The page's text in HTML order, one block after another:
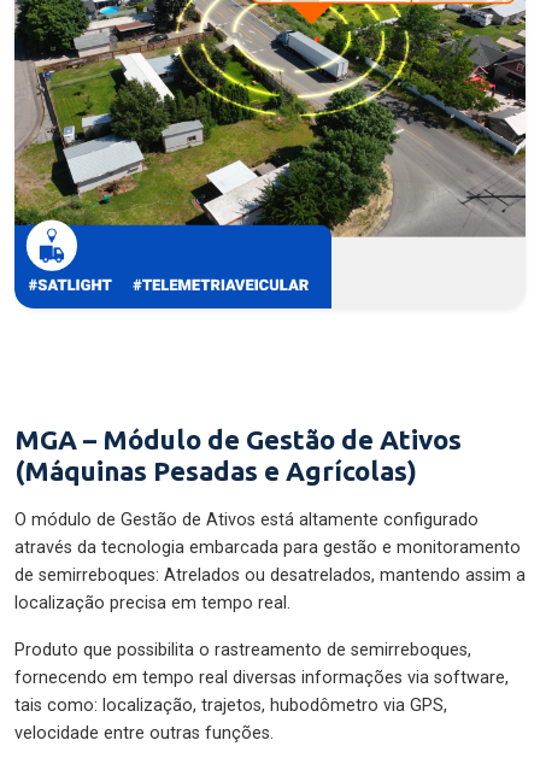
MGA – Módulo de Gestão de Ativos
(Máquinas Pesadas e Agrícolas)
O módulo de Gestão de Ativos está altamente configurado
através da tecnologia embarcada para gestão e monitoramento
de semirreboques: Atrelados ou desatrelados, mantendo assim a
localização precisa em tempo real.
Produto que possibilita o rastreamento de semirreboques,
fornecendo em tempo real diversas informações via software,
tais como: localização, trajetos, hubodômetro via GPS,
velocidade entre outras funções.